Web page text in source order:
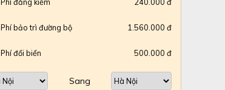
Phí bảo trì đường bộ 1.560.000 đ
Phí đổi biển 500.000 đ
Sang